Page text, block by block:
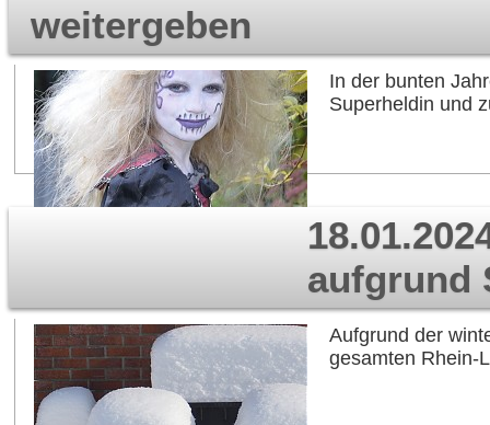
weitergeben
In der bunten
Superheldin und
aufgrund
Aufgrund der
gesamten Rhein-